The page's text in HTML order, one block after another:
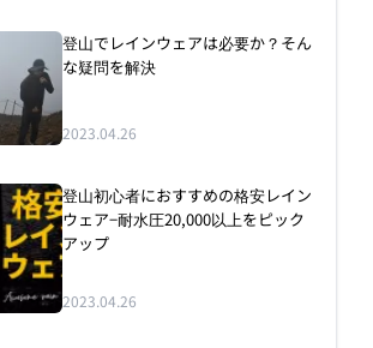
登山でレインウェアは必要か？そん
な疑問を解決
2023.04.26
登山初心者におすすめの格安レイン
ウェア−耐水圧20,000以上をピック
アップ
2023.04.26